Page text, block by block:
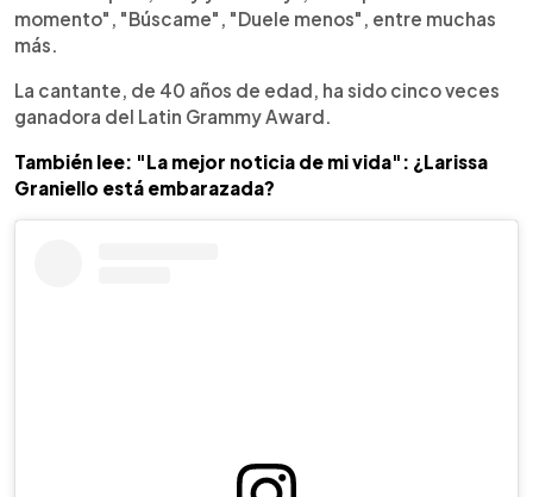
momento", "Búscame", "Duele menos", entre muchas
más.
La cantante, de 40 años de edad, ha sido cinco veces
ganadora del Latin Grammy Award.
También lee: "La mejor noticia de mi vida": ¿Larissa
Graniello está embarazada?